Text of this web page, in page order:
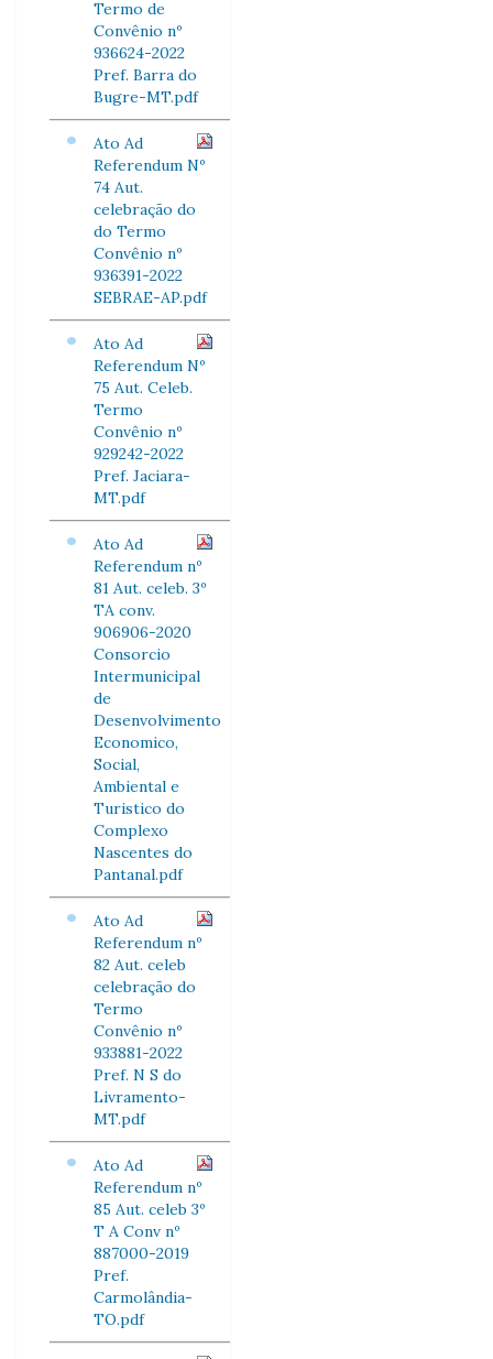
Termo de
Convênio nº
936624-2022
Pref. Barra do
Bugre-MT.pdf
Ato Ad
Referendum Nº
74 Aut.
celebração do
do Termo
Convênio nº
936391-2022
SEBRAE-AP.pdf
Ato Ad
Referendum Nº
75 Aut. Celeb.
Termo
Convênio nº
929242-2022
Pref. Jaciara-
MT.pdf
Ato Ad
Referendum nº
81 Aut. celeb. 3º
TA conv.
906906-2020
Consorcio
Intermunicipal
de
Desenvolvimento
Economico,
Social,
Ambiental e
Turistico do
Complexo
Nascentes do
Pantanal.pdf
Ato Ad
Referendum nº
82 Aut. celeb
celebração do
Termo
Convênio nº
933881-2022
Pref. N S do
Livramento-
MT.pdf
Ato Ad
Referendum nº
85 Aut. celeb 3º
T A Conv nº
887000-2019
Pref.
Carmolândia-
TO.pdf